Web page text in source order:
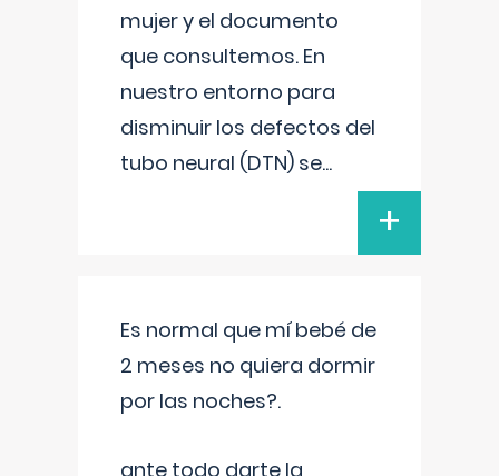
mujer y el documento
que consultemos. En
nuestro entorno para
disminuir los defectos del
tubo neural (DTN) se...
+
Es normal que mí bebé de
2 meses no quiera dormir
por las noches?.
ante todo darte la